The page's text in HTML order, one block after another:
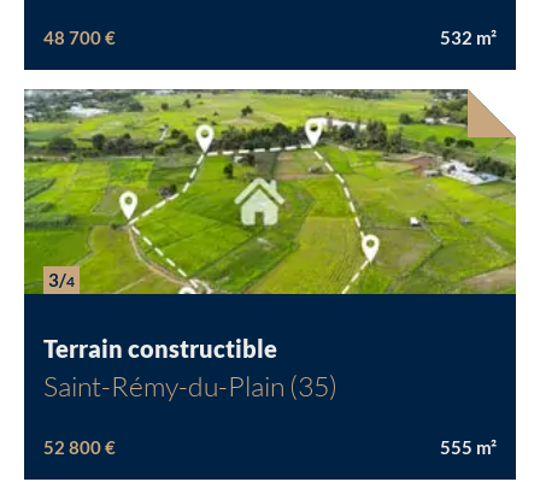
48 700 € 532 m²
3/4
Terrain constructible
Saint-Rémy-du-Plain (35)
52 800 € 555 m²